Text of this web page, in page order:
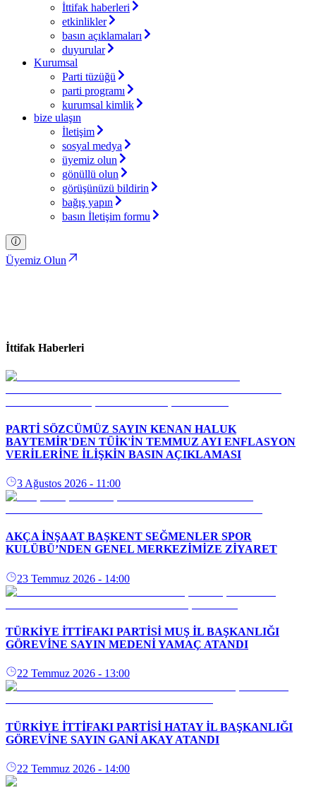
İttifak haberleri
etkinlikler
basın açıklamaları
duyurular
Kurumsal
Parti tüzüğü
parti programı
kurumsal kimlik
bize ulaşın
İletişim
sosyal medya
üyemiz olun
gönüllü olun
görüşünüzü bildirin
bağış yapın
basın İletişim formu
Üyemiz Olun
İttifak Haberleri
PARTİ SÖZCÜMÜZ SAYIN KENAN HALUK
BAYTEMİR'DEN TÜİK'İN TEMMUZ AYI ENFLASYON
VERİLERİNE İLİŞKİN BASIN AÇIKLAMASI
3 Ağustos 2026 - 11:00
AKÇA İNŞAAT BAŞKENT SEĞMENLER SPOR
KULÜBÜ’NDEN GENEL MERKEZİMİZE ZİYARET
23 Temmuz 2026 - 14:00
TÜRKİYE İTTİFAKI PARTİSİ MUŞ İL BAŞKANLIĞI
GÖREVİNE SAYIN MEDENİ YAMAÇ ATANDI
22 Temmuz 2026 - 13:00
TÜRKİYE İTTİFAKI PARTİSİ HATAY İL BAŞKANLIĞI
GÖREVİNE SAYIN GANİ AKAY ATANDI
22 Temmuz 2026 - 14:00